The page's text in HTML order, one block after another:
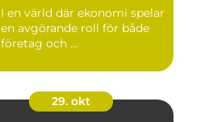
I en värld där ekonomi spelar
en avgörande roll för både
företag och ...
29. okt